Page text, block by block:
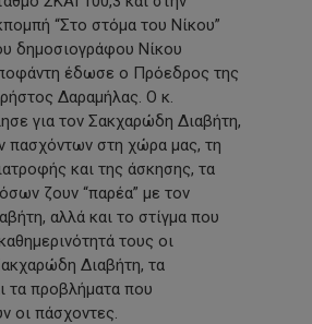
“Στο στόμα του Νίκου”
δημοσιογράφου Νίκου
έδωσε ο Πρόεδρος της
Δαραμήλας. Ο κ.
για τον Σακχαρώδη Διαβήτη,
πασχόντων στη χώρα μας, τη
και της άσκησης, τα
ζουν “παρέα” με τον
αλλά και το στίγμα που
τους οι
Διαβήτη, τα
τα προβλήματα που
οι πάσχοντες.